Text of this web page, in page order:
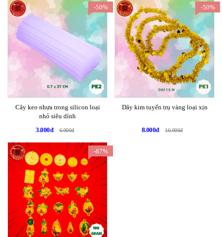
-50%
Cây keo nhựa trong silicon loại
nhỏ siêu dính
3.000đ
6.000đ
-50%
Dây kim tuyến trụ vàng loại xịn
8.000đ 16.000đ
-87%